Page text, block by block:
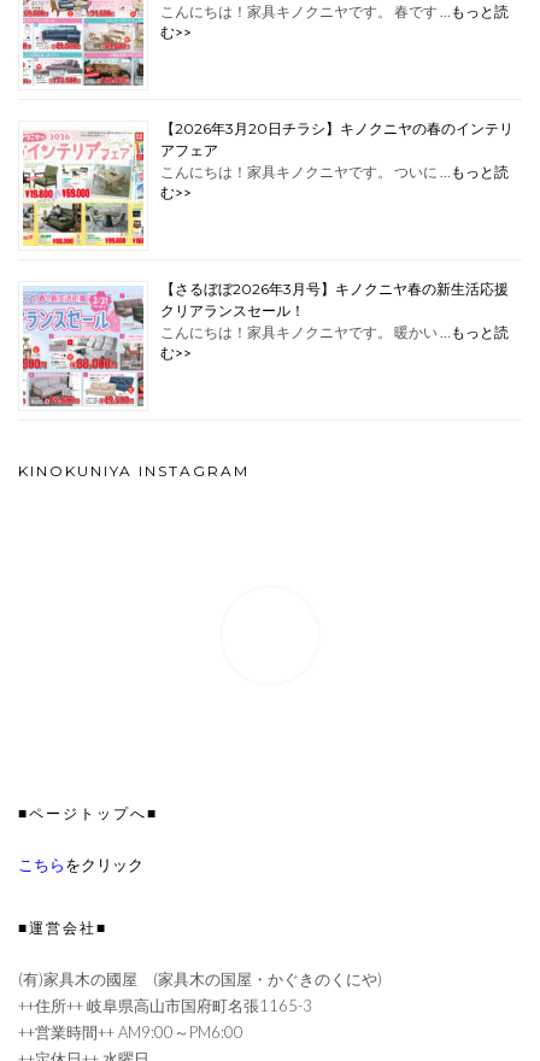
こんにちは！家具キノクニヤです。 春です …
もっと読
む>>
【2026年3月20日チラシ】キノクニヤの春のインテリ
アフェア
こんにちは！家具キノクニヤです。 ついに …
もっと読
む>>
【さるぼぼ2026年3月号】キノクニヤ春の新生活応援
クリアランスセール！
こんにちは！家具キノクニヤです。 暖かい …
もっと読
む>>
KINOKUNIYA INSTAGRAM
■ページトップへ■
こちらをクリック
■運営会社■
(有)家具木の國屋 (家具木の国屋・かぐきのくにや)
++住所++ 岐阜県高山市国府町名張1165-3
++営業時間++ AM9:00～PM6:00